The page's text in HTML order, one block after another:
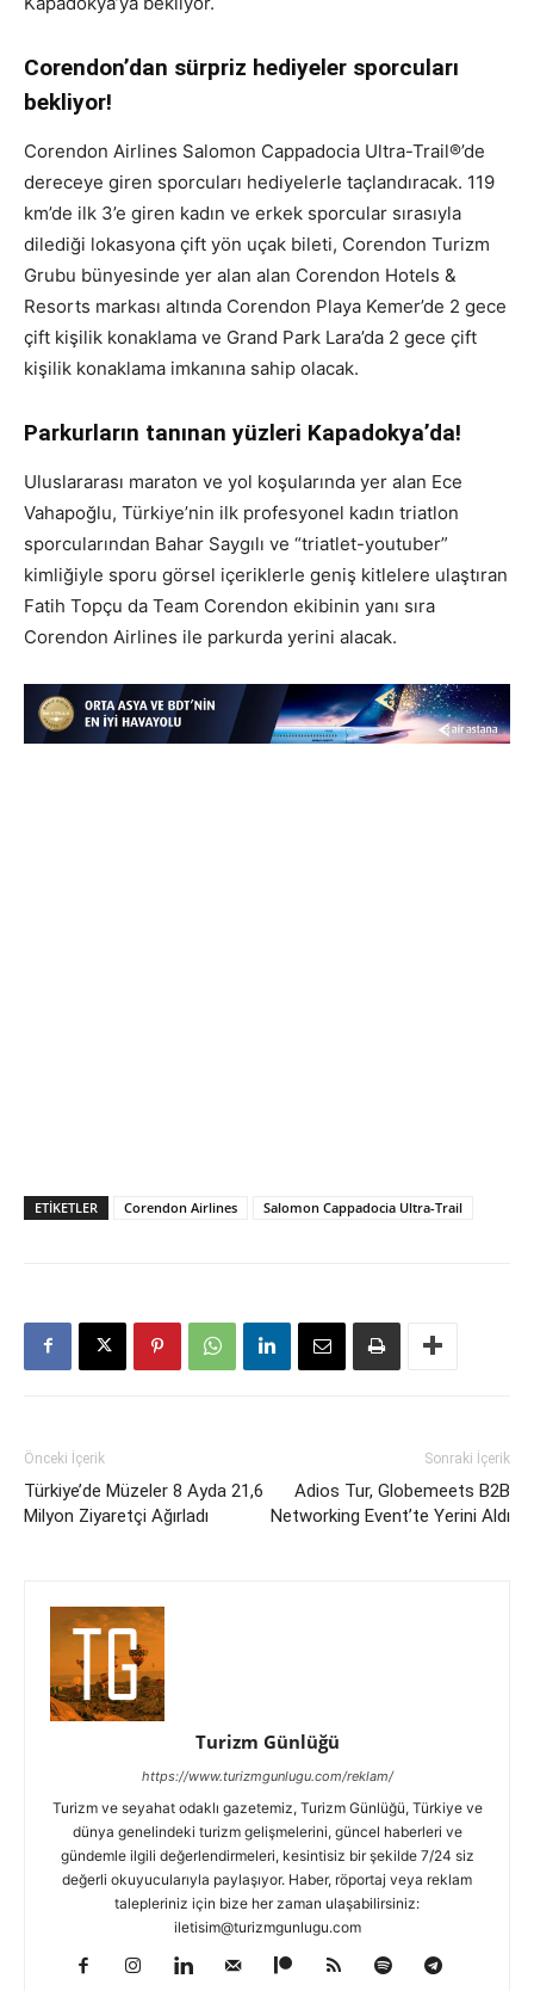
Corendon’dan sürpriz hediyeler sporcuları
bekliyor!
Corendon Airlines Salomon Cappadocia Ultra-Trail®’de
dereceye giren sporcuları hediyelerle taçlandıracak. 119
km’de ilk 3’e giren kadın ve erkek sporcular sırasıyla
dilediği lokasyona çift yön uçak bileti, Corendon Turizm
Grubu bünyesinde yer alan alan Corendon Hotels &
Resorts markası altında Corendon Playa Kemer’de 2 gece
çift kişilik konaklama ve Grand Park Lara’da 2 gece çift
kişilik konaklama imkanına sahip olacak.
Parkurların tanınan yüzleri Kapadokya’da!
Uluslararası maraton ve yol koşularında yer alan Ece
Vahapoğlu, Türkiye’nin ilk profesyonel kadın triatlon
sporcularından Bahar Saygılı ve “triatlet-youtuber”
kimliğiyle sporu görsel içeriklerle geniş kitlelere ulaştıran
Fatih Topçu da Team Corendon ekibinin yanı sıra
Corendon Airlines ile parkurda yerini alacak.
ETIKETLER Corendon Airlines Salomon Cappadocia Ultra-Trail
Önceki İçerik
Türkiye’de Müzeler 8 Ayda 21,6
Milyon Ziyaretçi Ağırladı
Sonraki İçerik
Adios Tur, Globemeets B2B
Networking Event’te Yerini Aldı
Turizm Günlüğü
https://www.turizmgunlugu.com/reklam/
Turizm ve seyahat odaklı gazetemiz, Turizm Günlüğü, Türkiye ve
dünya genelindeki turizm gelişmelerini, güncel haberleri ve
gündemle ilgili değerlendirmeleri, kesintisiz bir şekilde 7/24 siz
değerli okuyucularıyla paylaşıyor. Haber, röportaj veya reklam
talepleriniz için bize her zaman ulaşabilirsiniz:
iletisim@turizmgunlugu.com